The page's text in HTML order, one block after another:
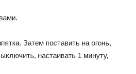
Затем поставить на огонь,
настаивать 1 минуту,